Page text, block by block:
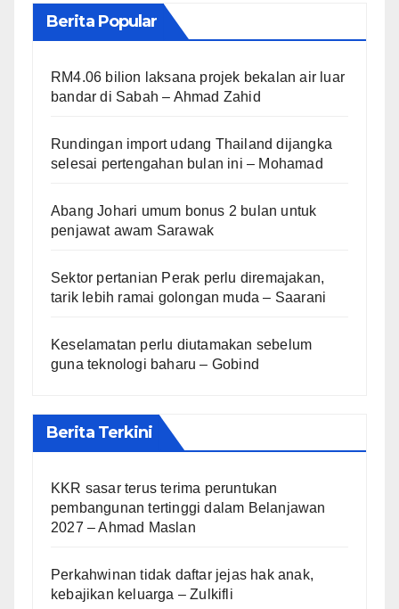
Berita Popular
RM4.06 bilion laksana projek bekalan air luar
bandar di Sabah – Ahmad Zahid
Rundingan import udang Thailand dijangka
selesai pertengahan bulan ini – Mohamad
Abang Johari umum bonus 2 bulan untuk
penjawat awam Sarawak
Sektor pertanian Perak perlu diremajakan,
tarik lebih ramai golongan muda – Saarani
Keselamatan perlu diutamakan sebelum
guna teknologi baharu – Gobind
Berita Terkini
KKR sasar terus terima peruntukan
pembangunan tertinggi dalam Belanjawan
2027 – Ahmad Maslan
Perkahwinan tidak daftar jejas hak anak,
kebajikan keluarga – Zulkifli